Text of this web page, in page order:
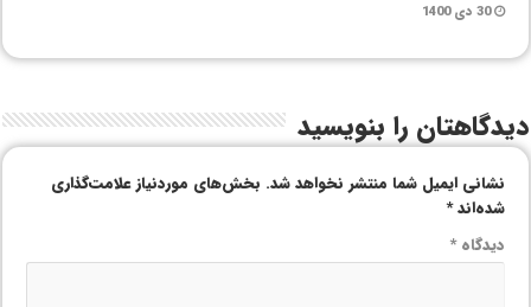
30 دی 1400
دیدگاهتان را بنویسید
نشانی ایمیل شما منتشر نخواهد شد. بخش‌های موردنیاز علامت‌گذاری
شده‌اند*
دیدگاه*